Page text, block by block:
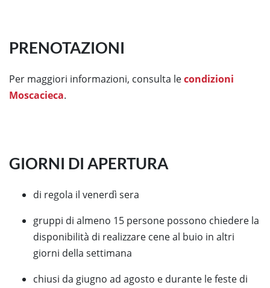
PRENOTAZIONI
Per maggiori informazioni, consulta lecondizioni
Moscacieca.
GIORNI DI APERTURA
di regola il venerdì sera
gruppi di almeno 15 persone possono chiedere la
disponibilità di realizzare cene al buio in altri
giorni della settimana
chiusi da giugno ad agosto e durante le feste di